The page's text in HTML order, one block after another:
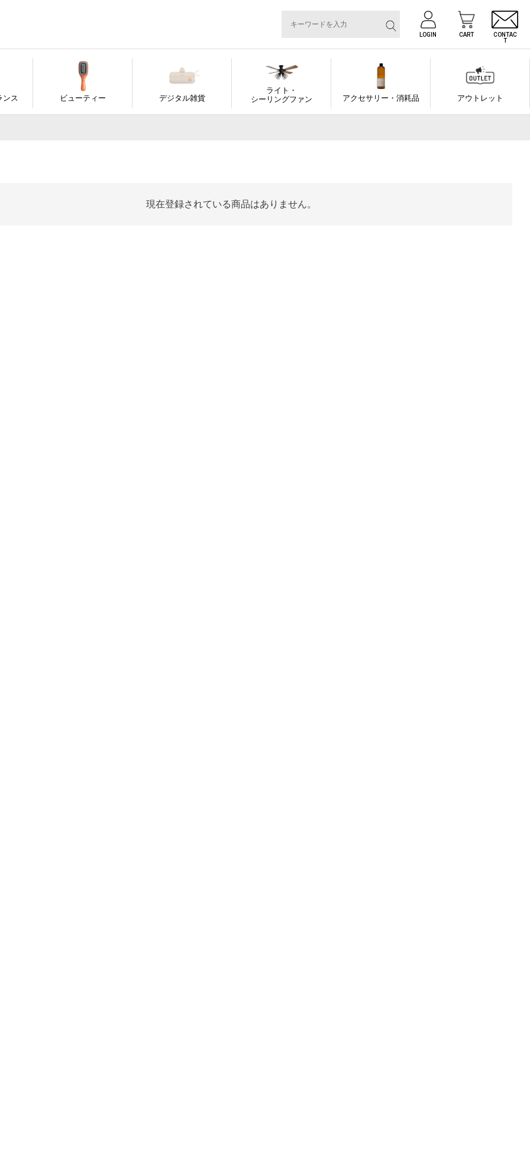
LOGIN CART
CONTAC
T
ンス ビューティー デジタル雑貨
ライト・
シーリングファン
アクセサリー・消耗品 アウトレット
現在登録されている商品はありません。